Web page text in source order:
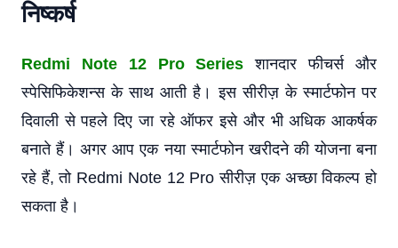
निष्कर्ष
Redmi Note 12 Pro Series शानदार फीचर्स और
स्पेसिफिकेशन्स के साथ आती है। इस सीरीज़ के स्मार्टफोन पर
दिवाली से पहले दिए जा रहे ऑफर इसे और भी अधिक आकर्षक
बनाते हैं। अगर आप एक नया स्मार्टफोन खरीदने की योजना बना
रहे हैं, तो Redmi Note 12 Pro सीरीज़ एक अच्छा विकल्प हो
सकता है।